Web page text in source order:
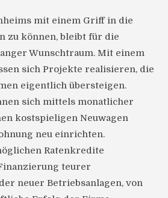
mit einem Griff in die
zu können, bleibt für die
Wunschtraum. Mit einem
sich Projekte realisieren, die
eigentlich übersteigen.
sich mittels monatlicher
kostspieligen Neuwagen
neu einrichten.
Ratenkredite
teurer
neuer Betriebsanlagen, von